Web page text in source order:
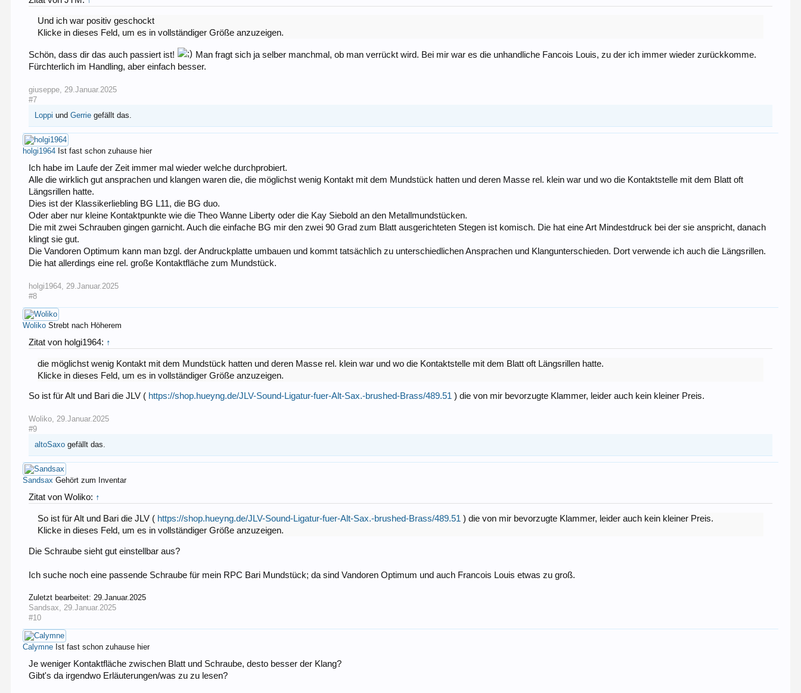
Und ich war positiv geschockt
Klicke in dieses Feld, um es in vollständiger Größe anzuzeigen.
Schön, dass dir das auch passiert ist!
Man fragt sich ja selber manchmal, ob man verrückt wird. Bei mir war es die unhandliche Fancois Louis, zu der ich immer wieder zurückkomme.
Fürchterlich im Handling, aber einfach besser.
giuseppe 29.Januar.2025
#7
Loppi undGerrie gefällt das.
holgi1964 Ist fast schon zuhause hier
Ich habe im Laufe der Zeit immer mal wieder welche durchprobiert.
Alle die wirklich gut ansprachen und klangen waren die, die möglichst wenig Kontakt mit dem Mundstück hatten und deren Masse rel. klein war und wo die Kontaktstelle mit dem Blatt oft
Längsrillen hatte.
Dies ist der Klassikerliebling BG L11, die BG duo.
Oder aber nur kleine Kontaktpunkte wie die Theo Wanne Liberty oder die Kay Siebold an den Metallmundstücken.
Die mit zwei Schrauben gingen garnicht. Auch die einfache BG mir den zwei 90 Grad zum Blatt ausgerichteten Stegen ist komisch. Die hat eine Art Mindestdruck bei der sie anspricht, danach
klingt sie gut.
Die Vandoren Optimum kann man bzgl. der Andruckplatte umbauen und kommt tatsächlich zu unterschiedlichen Ansprachen und Klangunterschieden. Dort verwende ich auch die Längsrillen.
Die hat allerdings eine rel. große Kontaktfläche zum Mundstück.
holgi1964 29.Januar.2025
#8
Woliko Strebt nach Höherem
Zitat von holgi1964: ↑
die möglichst wenig Kontakt mit dem Mundstück hatten und deren Masse rel. klein war und wo die Kontaktstelle mit dem Blatt oft Längsrillen hatte.
Klicke in dieses Feld, um es in vollständiger Größe anzuzeigen.
So ist für Alt und Bari die JLV ( https://shop.hueyng.de/JLV-Sound-Ligatur-fuer-Alt-Sax.-brushed-Brass/489.51 ) die von mir bevorzugte Klammer, leider auch kein kleiner Preis.
Woliko, 29.Januar.2025
#9
altoSaxo gefällt das.
Sandsax Gehört zum Inventar
Zitat von Woliko: ↑
So ist für Alt und Bari die JLV ( https://shop.hueyng.de/JLV-Sound-Ligatur-fuer-Alt-Sax.-brushed-Brass/489.51 ) die von mir bevorzugte Klammer, leider auch kein kleiner Preis.
Klicke in dieses Feld, um es in vollständiger Größe anzuzeigen.
Die Schraube sieht gut einstellbar aus?
Ich suche noch eine passende Schraube für mein RPC Bari Mundstück; da sind Vandoren Optimum und auch Francois Louis etwas zu groß.
Zuletzt bearbeitet: 29.Januar.2025
Sandsax
29.Januar.2025
#10
Calymne Ist fast schon zuhause hier
Je weniger Kontaktfläche zwischen Blatt und Schraube, desto besser der Klang?
Gibt's da irgendwo Erläuterungen/was zu zu lesen?